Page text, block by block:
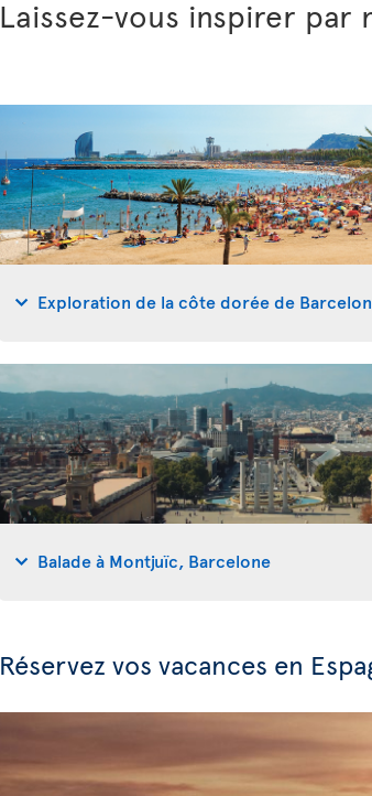
Laissez-vous inspirer par
Exploration de la côte dorée de
Balade à Montjuïc, Barcelone
Réservez vos vacances en